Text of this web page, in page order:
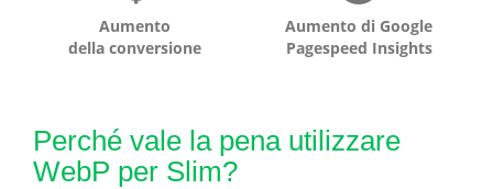
Aumento
della conversione
Aumento di Google
Pagespeed Insights
Perché vale la pena utilizzare
WebP per Slim?